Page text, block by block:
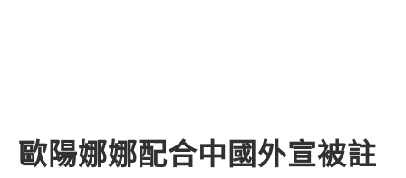
歐陽娜娜配合中國外宣被註